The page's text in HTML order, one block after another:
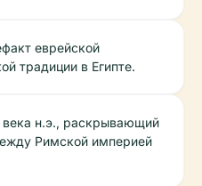
еврейской
традиции в Египте.
н.э., раскрывающий
Римской империей